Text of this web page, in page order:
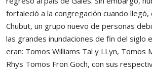
fortaleció a la congregación cuando llegó,
Chubut, un grupo nuevo de personas
las grandes inundaciones de fin del siglo
eran: Tomos Williams Tal y LLyn, Tomos
Rhys Tomos Fron Goch, con sus